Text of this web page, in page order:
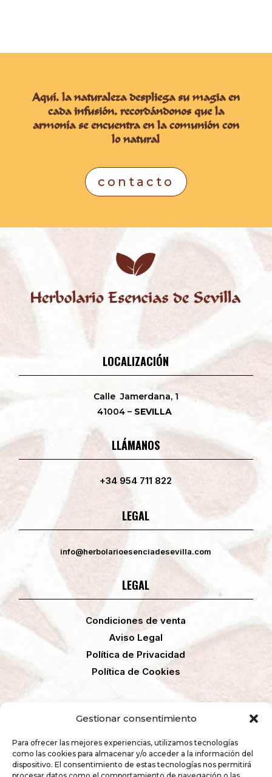
Gestionar consentimiento
Para ofrecer las mejores experiencias, utilizamos tecnologías
como las cookies para almacenar y/o acceder a la información del
dispositivo. El consentimiento de estas tecnologías nos permitirá
Aquí, la naturaleza despliega su magia en
cada infusión, recordándonos que la
armonía se encuentra en la comunión con
lo natural
contacto
LOCALIZACIÓN
Calle Jamerdana, 1
41004 – SEVILLA
LLÁMANOS
+34 954 711 822
LEGAL
info@herbolarioesenciadesevilla.com
LEGAL
Condiciones de venta
Aviso Legal
Política de Privacidad
Política de Cookies
a
c
e
n
s
t